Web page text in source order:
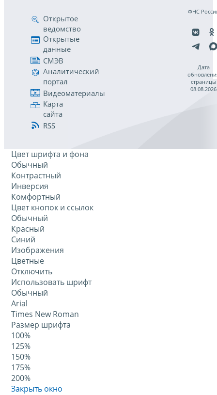
Открытое
ведомство
Открытые
данные
СМЭВ
Аналитический
портал
Видеоматериалы
Карта
сайта
RSS
ФНС
Дата
страницы
08.08.2026
Цвет шрифта и фона
Обычный
Контрастный
Инверсия
Комфортный
Цвет кнопок и ссылок
Обычный
Красный
Синий
Изображения
Цветные
Отключить
Использовать шрифт
Обычный
Arial
Times New Roman
Размер шрифта
100%
125%
150%
175%
200%
Закрыть окно